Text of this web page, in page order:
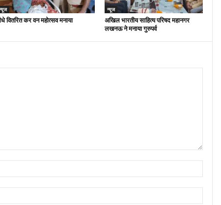
वितरित कर वन महोत्सव मनाया
न्यूज
अखिल भारतीय साहित्य परिषद महानगर
लखनऊ ने मनाया गुरुपर्व